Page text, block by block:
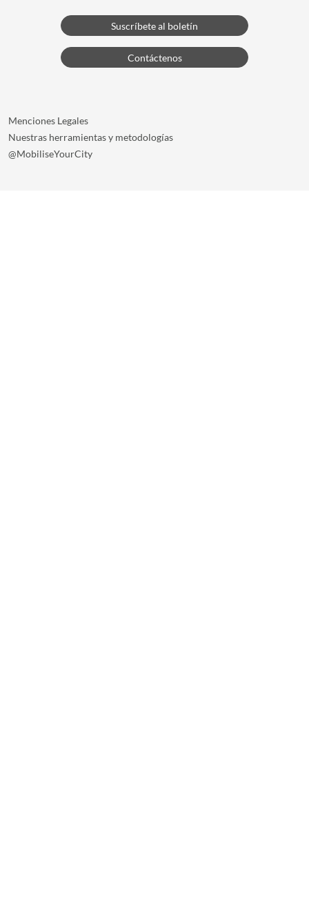
Suscríbete al boletín
Contáctenos
Menciones Legales
Nuestras herramientas y metodologías
@MobiliseYourCity